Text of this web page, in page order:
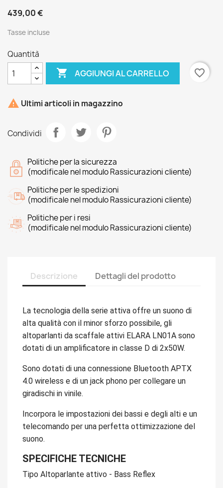
439,00 €
Tasse incluse
Quantità
 AGGIUNGI AL CARRELLO favorite_border
 Ultimi articoli in magazzino
Condividi
Politiche per la sicurezza
(modificale nel modulo Rassicurazioni cliente)
Politiche per le spedizioni
(modificale nel modulo Rassicurazioni cliente)
Politiche per i resi
(modificale nel modulo Rassicurazioni cliente)
Descrizione Dettagli del prodotto
La tecnologia della serie attiva offre un suono di
alta qualità con il minor sforzo possibile, gli
altoparlanti da scaffale attivi ELARA LN01A sono
dotati di un amplificatore in classe D di 2x50W.
Sono dotati di una connessione Bluetooth APTX
4.0 wireless e di un jack phono per collegare un
giradischi in vinile.
Incorpora le impostazioni dei bassi e degli alti e un
telecomando per una perfetta ottimizzazione del
suono.
SPECIFICHE TECNICHE
Tipo Altoparlante attivo - Bass Reflex